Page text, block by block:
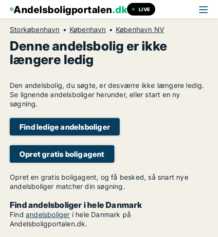
Andelsboligportalen.dk LIVE
Storkøbenhavn København København NV
Denne andelsbolig er ikke
længere ledig
Den andelsbolig, du søgte, er desværre ikke længere ledig.
Se lignende andelsboliger herunder, eller start en ny
søgning.
Find ledige andelsboliger
Opret gratis boligagent
Opret en gratis boligagent, og få besked, så snart nye
andelsboliger matcher din søgning.
Find andelsboliger i hele Danmark
Find andelsboliger i hele Danmark på
Andelsboligportalen.dk.